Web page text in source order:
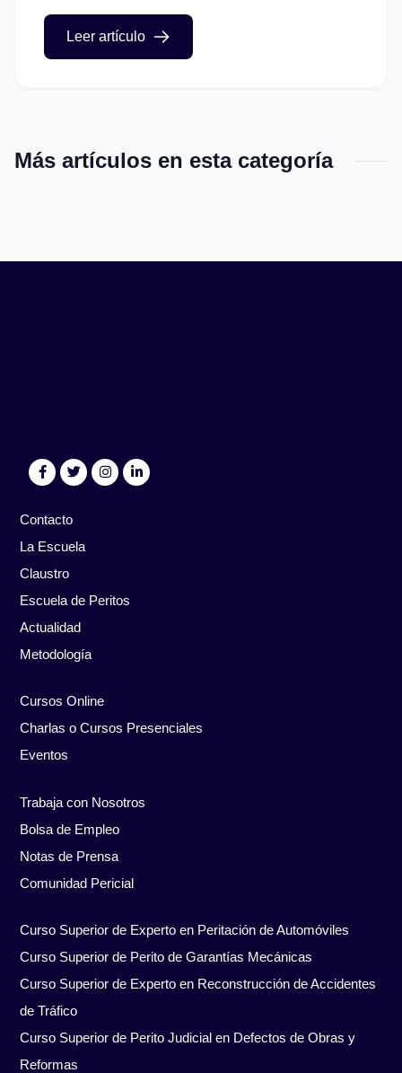
mano, para valorar los daños tras un
accidente,...
Leer artículo
Más artículos en esta categoría
Contacto
La Escuela
Claustro
Escuela de Peritos
Actualidad
Metodología
Cursos Online
Charlas o Cursos Presenciales
Eventos
Trabaja con Nosotros
Bolsa de Empleo
Notas de Prensa
Comunidad Pericial
Curso Superior de Experto en Peritación de Automóviles
Curso Superior de Perito de Garantías Mecánicas
Curso Superior de Experto en Reconstrucción de Accidentes
de Tráfico
Curso Superior de Perito Judicial en Defectos de Obras y
Reformas